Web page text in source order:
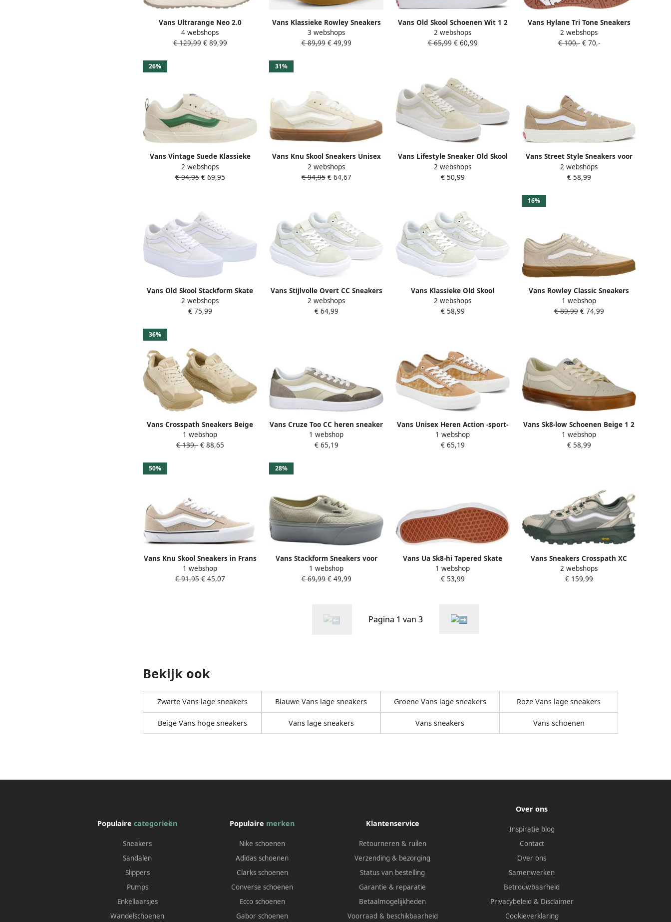
Vans Ultrarange Neo 2.0
Sneakers Laag Beige
4 webshops
€ 129,99€ 89,99
Vans Klassieke Rowley Sneakers
voor Mannen White Heren
3 webshops
€ 89,99€ 49,99
Vans Old Skool Schoenen Wit 1 2
2 webshops
€ 65,99€ 60,99
Vans Hylane Tri Tone Sneakers
beige Suede
2 webshops
€ 100,-€ 70,-
26%
Vans Vintage Suede Klassieke
Sneakers Multicolor
2 webshops
€ 94,95€ 69,95
31%
Vans Knu Skool Sneakers Unisex
Marshmallow Light Gum Beige
Suède VN0009QCDBS1 Unisex
2 webshops
€ 94,95€ 64,67
Vans Lifestyle Sneaker Old Skool
000CR5 VN4A3 Castle Wall
2 webshops
€ 50,99
Vans Street Style Sneakers voor
nen Beige
2 webshops
€ 58,99
Vans Old Skool Stackform Skate
Schoenen marshmallow maat:
36.5 beschikbare maaten:36.5 37
2 webshops
€ 75,99
Vans Stijlvolle Overt CC Sneakers
Multicolor
2 webshops
€ 64,99
Vans Klassieke Old Skool
Sneakers Beige
2 webshops
€ 58,99
16%
Vans Rowley Classic Sneakers
Laag Beige
1 webshop
€ 89,99€ 74,99
36%
Vans Crosspath Sneakers Beige
1 webshop
€ 139,-€ 88,65
Vans Cruze Too CC heren sneaker
Beige multi
1 webshop
€ 65,19
Vans Unisex Heren Action -sport-
surf FTW Sneaker Style 36 Decon
Vr3 Sf Sunshine
1 webshop
€ 65,19
Vans Sk8-low Schoenen Beige 1 2
Man
1 webshop
€ 58,99
50%
Vans Knu Skool Sneakers in Frans
Eiken Leer Beige EU Iconische
Jaren '90 Stijl voor Unisex
1 webshop
€ 91,95€ 45,07
28%
Vans Stackform Sneakers voor
stijlvolle Beige
1 webshop
€ 69,99€ 49,99
Vans Ua Sk8-hi Tapered Skate
Schoenen suede canvas
marshmallow maat: 42.5
1 webshop
€ 53,99
Vans Sneakers Crosspath XC
2 webshops
€ 159,99
Pagina 1 van 3
Bekijk ook
Zwarte Vans lage sneakers Blauwe Vans lage sneakers Groene Vans lage sneakers Roze Vans lage sneakers
Beige Vans hoge sneakers Vans lage sneakers Vans sneakers Vans schoenen
Populairecategorieën
Sneakers
Sandalen
Slippers
Pumps
Enkellaarsjes
Wandelschoenen
Populaire merken
Nike schoenen
Adidas schoenen
Clarks schoenen
Converse schoenen
Ecco schoenen
Gabor schoenen
Klantenservice
Retourneren & ruilen
Verzending & bezorging
Status van bestelling
Garantie & reparatie
Betaalmogelijkheden
Voorraad & beschikbaarheid
Over ons
Inspiratie blog
Contact
Over ons
Samenwerken
Betrouwbaarheid
Privacybeleid & Disclaimer
Cookieverklaring